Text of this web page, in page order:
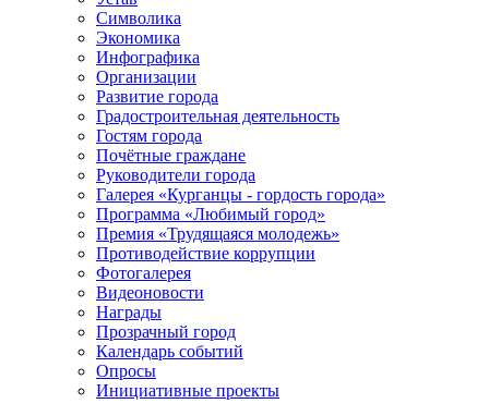
Символика
Экономика
Инфографика
Организации
Развитие города
Градостроительная деятельность
Гостям города
Почётные граждане
Руководители города
Галерея «Курганцы - гордость города»
Программа «Любимый город»
Премия «Трудящаяся молодежь»
Противодействие коррупции
Фотогалерея
Видеоновости
Награды
Прозрачный город
Календарь событий
Опросы
Инициативные проекты